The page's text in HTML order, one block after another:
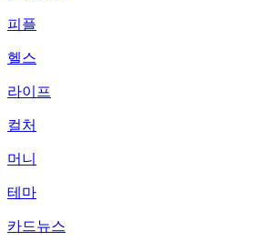
피플
헬스
라이프
컬처
머니
테마
카드뉴스